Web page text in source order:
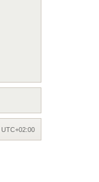
UTC+02:00